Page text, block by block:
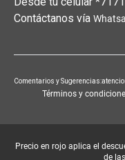
Contáctanos vía
Comentarios y
Términos y
Precio en rojo aplica el
de